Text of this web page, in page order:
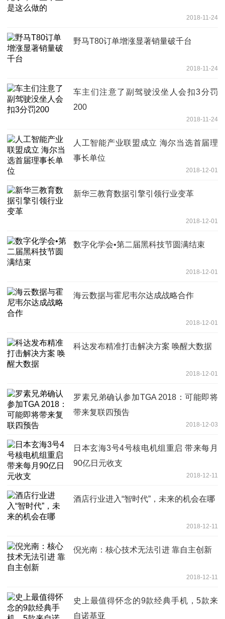
2018-11-24
野马T80订单增涨显著销量破千台
2018-11-24
车主们注意了副驾驶没坐人会扣3分罚
200
2018-11-24
人工智能产业联盟成立 海尔当选首届理
事长单位
2018-12-01
新华三教育数据引擎引领行业变革
2018-12-01
数字化学会•第二届黑科技节圆满结束
2018-12-01
海云数据与霍尼韦尔达成战略合作
2018-12-01
科达发布精准打击解决方案 唤醒大数据
2018-12-01
罗素兄弟确认参加TGA 2018：可能即将
带来复联四预告
2018-12-03
日本玄海3号4号核电机组重启 带来每月
90亿日元收支
2018-12-11
酒店行业进入“智时代”，未来的机会在哪
2018-12-11
倪光南：核心技术无法引进 靠自主创新
2018-12-11
史上最值得怀念的9款经典手机，5款来
自诺基亚